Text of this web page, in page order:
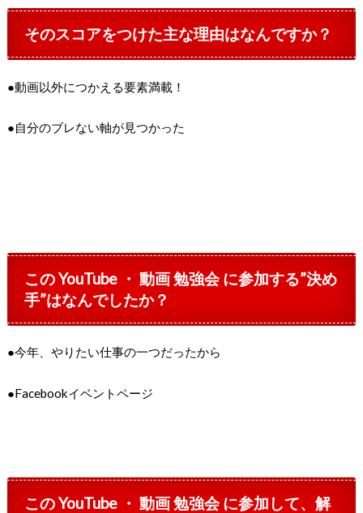
そのスコアをつけた主な理由はなんですか？
●動画以外につかえる要素満載！
●自分のブレない軸が見つかった
この YouTube ・ 動画 勉強会 に参加する”決め
手”はなんでしたか？
●今年、やりたい仕事の一つだったから
●Facebookイベントページ
この YouTube ・ 動画 勉強会 に参加して、解